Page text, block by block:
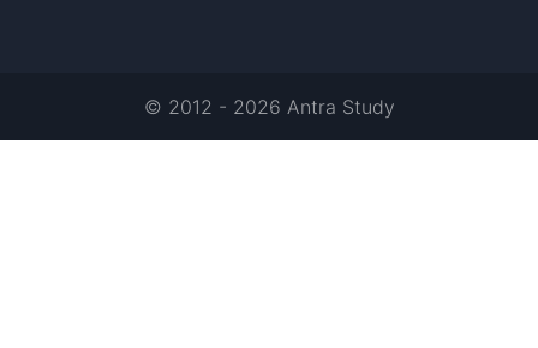
© 2012 - 2026 Antra Study